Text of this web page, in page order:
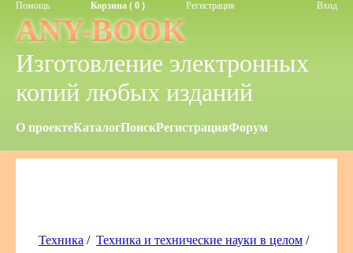
Помощь Корзина ( 0 ) Регистрация Вход
ANY-BOOK
Изготовление электронных
копий любых изданий
О проектеКаталогПоискРегистрацияФорум
Техника / Техника и технические науки в целом /